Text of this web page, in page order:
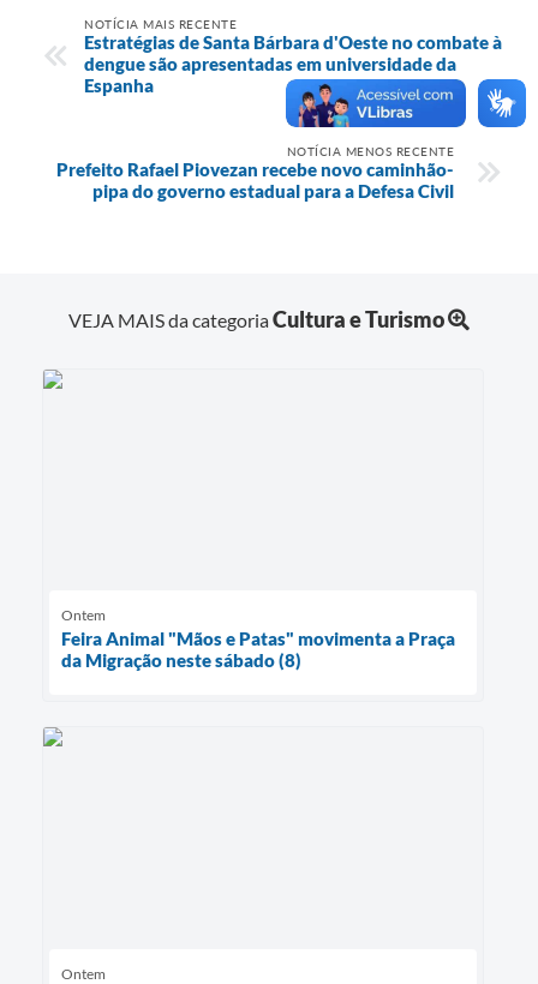
NOTÍCIA MAIS RECENTE
Estratégias de Santa Bárbara d'Oeste no combate à
dengue são apresentadas em universidade da
Espanha
NOTÍCIA MENOS RECENTE
Prefeito Rafael Piovezan recebe novo caminhão-
pipa do governo estadual para a Defesa Civil
VEJA MAIS da categoriaCultura e Turismo
Ontem
Feira Animal "Mãos e Patas" movimenta a Praça
da Migração neste sábado (8)
Ontem